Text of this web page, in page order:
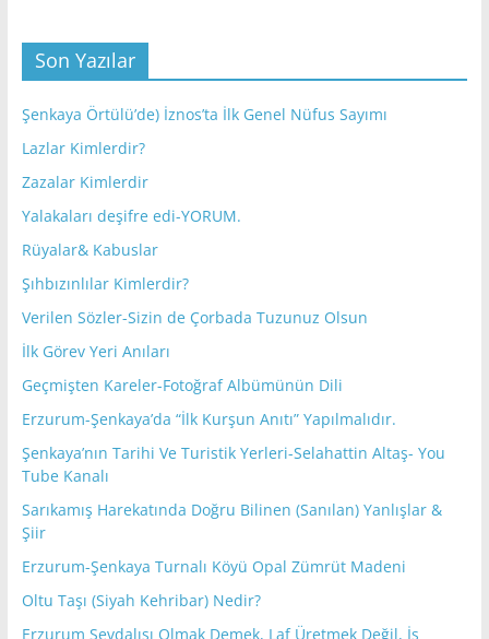
Son Yazılar
Şenkaya Örtülü’de) İznos’ta İlk Genel Nüfus Sayımı
Lazlar Kimlerdir?
Zazalar Kimlerdir
Yalakaları deşifre edi-YORUM.
Rüyalar& Kabuslar
Şıhbızınlılar Kimlerdir?
Verilen Sözler-Sizin de Çorbada Tuzunuz Olsun
İlk Görev Yeri Anıları
Geçmişten Kareler-Fotoğraf Albümünün Dili
Erzurum-Şenkaya’da “İlk Kurşun Anıtı” Yapılmalıdır.
Şenkaya’nın Tarihi Ve Turistik Yerleri-Selahattin Altaş- You
Tube Kanalı
Sarıkamış Harekatında Doğru Bilinen (Sanılan) Yanlışlar &
Şiir
Erzurum-Şenkaya Turnalı Köyü Opal Zümrüt Madeni
Oltu Taşı (Siyah Kehribar) Nedir?
Erzurum Sevdalısı Olmak Demek, Laf Üretmek Değil, İş